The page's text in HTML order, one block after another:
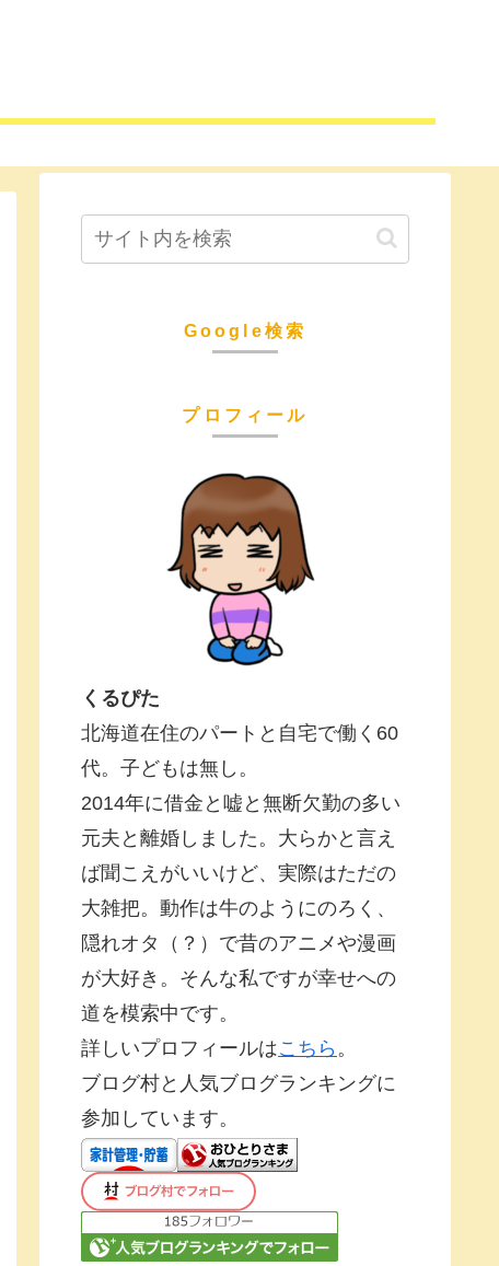
Google検索
プロフィール
くるぴた
北海道在住のパートと自宅で働く60
代。子どもは無し。
2014年に借金と嘘と無断欠勤の多い
元夫と離婚しました。大らかと言え
ば聞こえがいいけど、実際はただの
大雑把。動作は牛のようにのろく、
隠れオタ（？）で昔のアニメや漫画
が大好き。そんな私ですが幸せへの
道を模索中です。
詳しいプロフィールはこちら 。
ブログ村と人気ブログランキングに
参加しています。